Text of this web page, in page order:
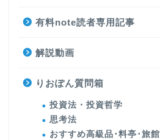
有料note読者専用記事
解説動画
りおぽん質問箱
投資法・投資哲学
思考法
おすすめ高級品･料亭･旅館